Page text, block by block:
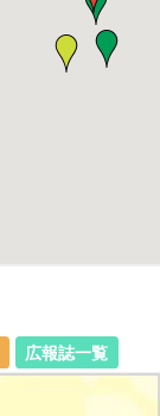
広報誌一覧